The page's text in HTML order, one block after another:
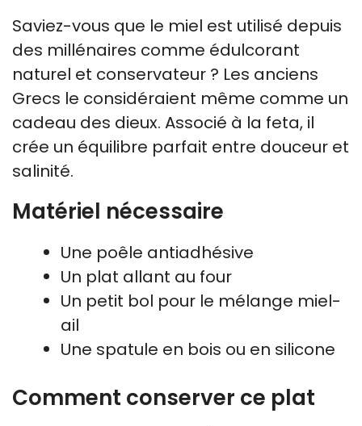
Saviez-vous que le miel est utilisé depuis
des millénaires comme édulcorant
naturel et conservateur ? Les anciens
Grecs le considéraient même comme un
cadeau des dieux. Associé à la feta, il
crée un équilibre parfait entre douceur et
salinité.
Matériel nécessaire
Une poêle antiadhésive
Un plat allant au four
Un petit bol pour le mélange miel-
ail
Une spatule en bois ou en silicone
Comment conserver ce plat